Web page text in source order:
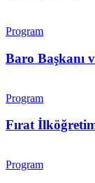
Program
Baro Başkanı
Program
Fırat
Program